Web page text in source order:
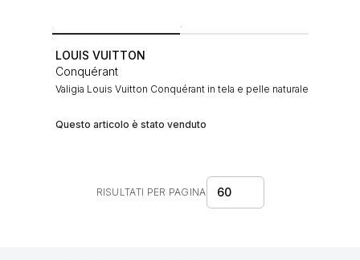
LOUIS VUITTON
Conquérant
Valigia Louis Vuitton Conquérant in tela e pelle naturale
Questo articolo è stato venduto
RISULTATI PER PAGINA 60